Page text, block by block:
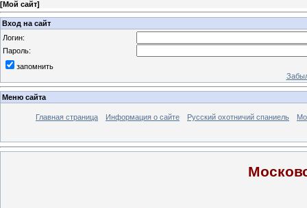
[Мой сайт]
Вход на сайт
Логин:
Пароль:
запомнить
Меню сайта
Главная страница Информация о сайте Русский охотничий спаниель